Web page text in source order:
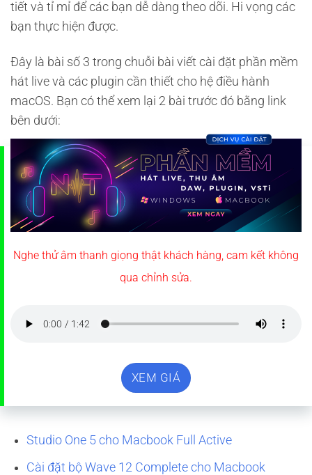
tiết và tỉ mỉ để các bạn dễ dàng theo dõi. Hi vọng các
bạn thực hiện được.
Đây là bài số 3 trong chuỗi bài viết cài đặt phần mềm
hát live và các plugin cần thiết cho hệ điều hành
macOS. Bạn có thể xem lại 2 bài trước đó bằng link
bên dưới:
Nghe thử âm thanh giọng thật khách hàng, cam kết không
qua chỉnh sửa.
XEM GIÁ
Studio One 5 cho Macbook Full Active
Cài đặt bộ Wave 12 Complete cho Macbook